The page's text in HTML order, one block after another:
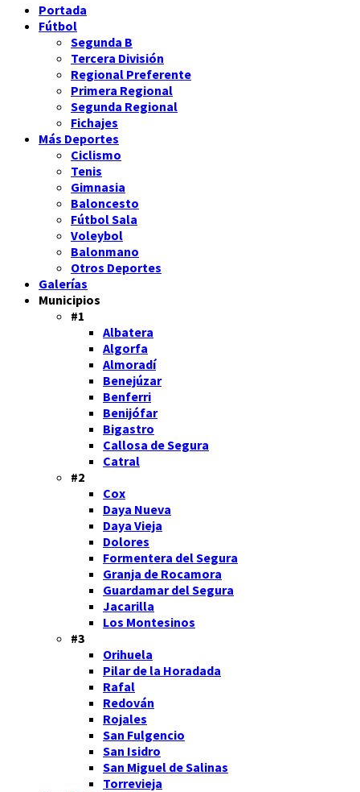
Portada
Fútbol
Segunda B
Tercera División
Regional Preferente
Primera Regional
Segunda Regional
Fichajes
Más Deportes
Ciclismo
Tenis
Gimnasia
Baloncesto
Fútbol Sala
Voleybol
Balonmano
Otros Deportes
Galerías
Municipios
#1
Albatera
Algorfa
Almoradí
Benejúzar
Benferri
Benijófar
Bigastro
Callosa de Segura
Catral
#2
Cox
Daya Nueva
Daya Vieja
Dolores
Formentera del Segura
Granja de Rocamora
Guardamar del Segura
Jacarilla
Los Montesinos
#3
Orihuela
Pilar de la Horadada
Rafal
Redován
Rojales
San Fulgencio
San Isidro
San Miguel de Salinas
Torrevieja